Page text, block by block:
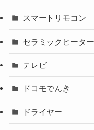
スマートリモコン
セラミックヒーター
テレビ
ドコモでんき
ドライヤー